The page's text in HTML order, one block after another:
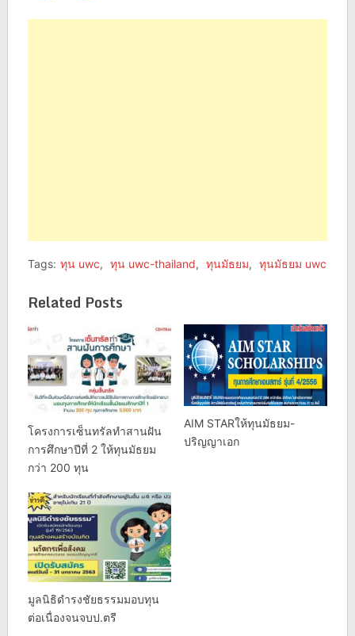
FacebookTwitter
Tags: ทุน uwc, ทุน uwc-thailand, ทุนมัธยม, ทุนมัธยม uwc
Related Posts
โครงการเซ็นทรัลทำสานฝัน
การศึกษาปีที่ 2 ให้ทุนมัธยม
กว่า 200 ทุน
AIM STARให้ทุนมัธยม-
ปริญญาเอก
มูลนิธิดํารงชัยธรรมมอบทุน
ต่อเนื่องจนจบป.ตรี